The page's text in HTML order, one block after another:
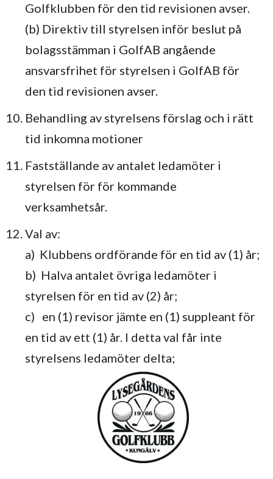
Golfklubben för den tid revisionen avser.
(b) Direktiv till styrelsen inför beslut på
bolagsstämman i GolfAB angående
ansvarsfrihet för styrelsen i GolfAB för
den tid revisionen avser.
Behandling av styrelsens förslag och i rätt
tid inkomna motioner
Fastställande av antalet ledamöter i
styrelsen för för kommande
verksamhetsår.
Val av:
a) Klubbens ordförande för en tid av (1) år;
b) Halva antalet övriga ledamöter i
styrelsen för en tid av (2) år;
c) en (1) revisor jämte en (1) suppleant för
en tid av ett (1) år. I detta val får inte
styrelsens ledamöter delta;